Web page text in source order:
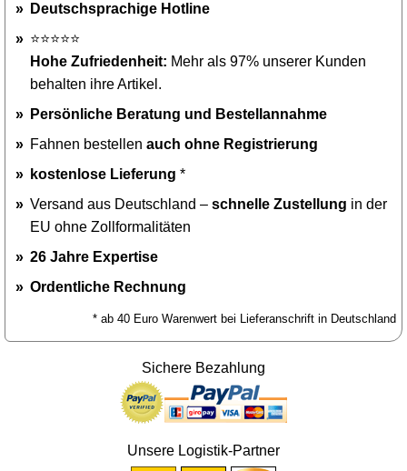
Deutschsprachige Hotline
⭐⭐⭐⭐⭐
Hohe Zufriedenheit: Mehr als 97% unserer Kunden
behalten ihre Artikel.
Persönliche Beratung und Bestellannahme
Fahnen bestellen auch ohne Registrierung
kostenlose Lieferung *
Versand aus Deutschland – schnelle Zustellung in der
EU ohne Zollformalitäten
26 Jahre Expertise
Ordentliche Rechnung
* ab 40 Euro Warenwert bei Lieferanschrift in Deutschland
Sichere Bezahlung
Unsere Logistik-Partner